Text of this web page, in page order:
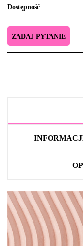
Dostępność
ZADAJ PYTANIE